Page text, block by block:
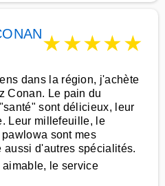
★★★★★
dans la région, j'achète
Conan. Le pain du
sont délicieux, leur
Leur millefeuille, le
sont mes
aussi d'autres spécialités.
le service